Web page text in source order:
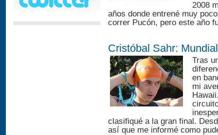
2008
años donde entrené muy
correr Pucón, pero este año
Cristóbal Sahr:
Tras
en
mi
clasifiqué a la gran final.
así que me informé como